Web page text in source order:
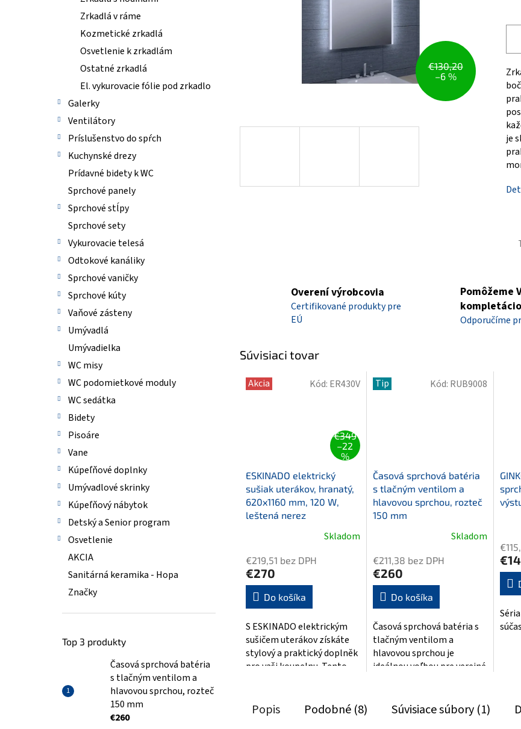
Zrkadlá v ráme
Kozmetické zrkadlá
Osvetlenie k zrkadlám
Ostatné zrkadlá
El. vykurovacie fólie pod zrkadlo
Galerky
Ventilátory
Príslušenstvo do spŕch
Kuchynské drezy
Prídavné bidety k WC
Sprchové panely
Sprchové stĺpy
Sprchové sety
Vykurovacie telesá
Odtokové kanáliky
Sprchové vaničky
Sprchové kúty
Vaňové zásteny
Umývadlá
Umývadielka
WC misy
WC podomietkové moduly
WC sedátka
Bidety
Pisoáre
Vane
Kúpeľňové doplnky
Umývadlové skrinky
Kúpeľňový nábytok
Detský a Senior program
Osvetlenie
AKCIA
Sanitárná keramika - Hopa
Značky
Top 3 produkty
Časová sprchová batéria
s tlačným ventilom a
hlavovou sprchou, rozteč
150 mm
€260
€130,20
–6 %
je
Overení výrobcovia
Certifikované produkty pre
EÚ
Pomôžeme
Odporučíme
Súvisiaci tovar
Akcia
€349
–22
%
ESKINADO elektrický
sušiak uterákov, hranatý,
620x1160 mm, 120 W,
leštená nerez
produktu
je
5,0
hviezdičiek.
Skladom
€219,51 bez DPH
€270
Do košíka
S ESKINADO elektrickým
sušičem uterákov získáte
stylový a praktický doplněk
pro vaši koupelnu. Tento
Kód: ER430V Tip
Časová sprchová batéria
s tlačným ventilom a
hlavovou sprchou, rozteč
150 mm
produktu
je
4,3
5
hviezdičiek.
Skladom
€211,38 bez DPH
€260
Do košíka
Časová sprchová batéria s
tlačným ventilom a
hlavovou sprchou je
ideálnou voľbou pre verejné
Kód: RUB9008
je
5,0
Popis Podobné (8) Súvisiace súbory (1)